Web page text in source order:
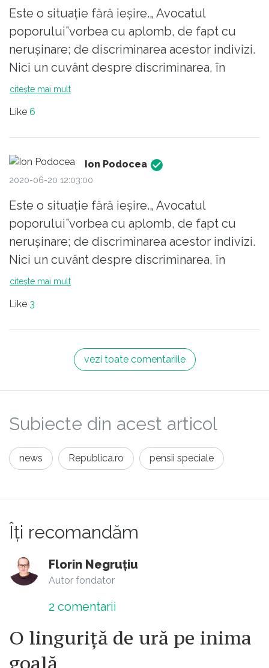
Este o situație fără ieșire.„ Avocatul
poporului”vorbea cu aplomb, de fapt cu
nerușinare; de discriminarea acestor indivizi.
Nici un cuvânt despre discriminarea, în
raport cu aceștia, a miilor de pensionari,
citește mai mult
Like 6
Ion Podocea
2020-06-20 12:03:00
Este o situație fără ieșire.„ Avocatul
poporului”vorbea cu aplomb, de fapt cu
nerușinare; de discriminarea acestor indivizi.
Nici un cuvânt despre discriminarea, în
raport cu aceștia, a miilor de pensionari,
citește mai mult
Like 3
vezi toate comentariile
Subiecte din acest articol
news Republica.ro pensii speciale
Îți recomandăm
Florin Negruțiu
Autor fondator
2 comentarii
O linguriță de ură pe inima
goală